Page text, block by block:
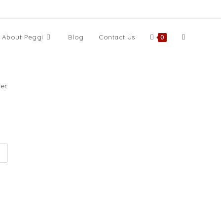
About Peggi Blog Contact Us 0 Website-